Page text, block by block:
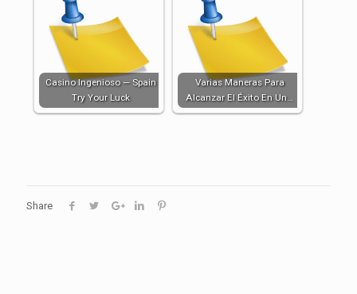
Casino Ingenioso — Spain
Try Your Luck
Varias Maneras Para
Alcanzar El Éxito En Un…
Share